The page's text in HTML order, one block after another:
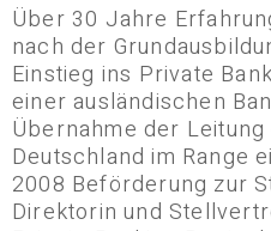
Über 30 Jahre
nach der
Einstieg ins Private
einer ausländischen
Übernahme der Leitung
Deutschland im Range
2008 Beförderung zur
Direktorin und